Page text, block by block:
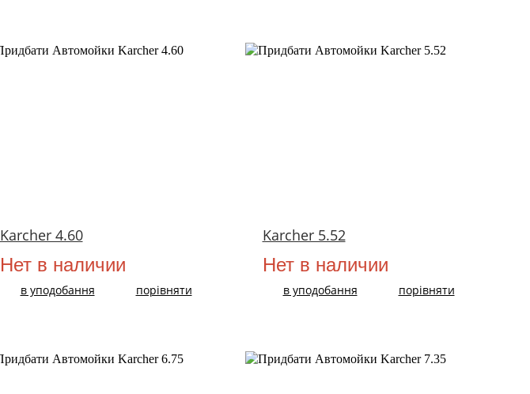
Karcher 4.60
Нет в наличии
в уподобання порівняти
Karcher 5.52
Нет в наличии
в уподобання порівняти